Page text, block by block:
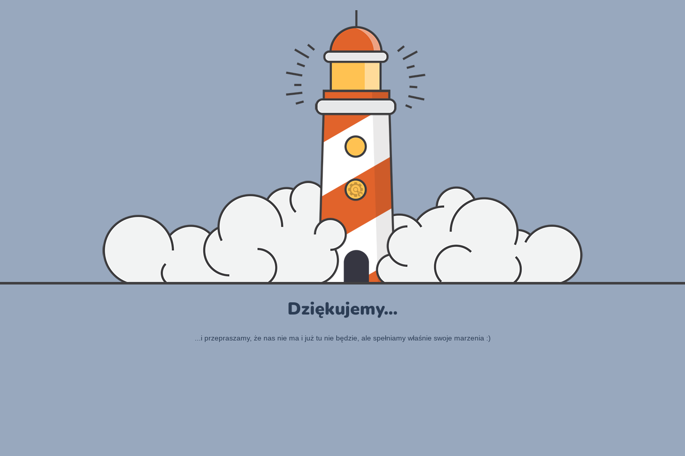
Dziękujemy...
...i przepraszamy, że nas nie ma i już tu nie będzie, ale spełniamy właśnie swoje marzenia :)